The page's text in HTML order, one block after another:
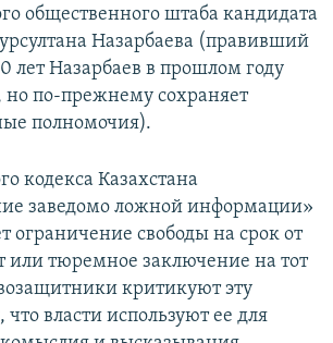
общественного штаба кандидата
Назарбаева (правивший
лет Назарбаев в прошлом году
но по-прежнему сохраняет
полномочия).
кодекса Казахстана
заведомо ложной информации»
ограничение свободы на срок от
или тюремное заключение на тот
критикуют эту
что власти используют ее для